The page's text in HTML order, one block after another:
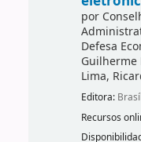
por
Defesa
Guilherme
Lima,
Editora:
Recursos